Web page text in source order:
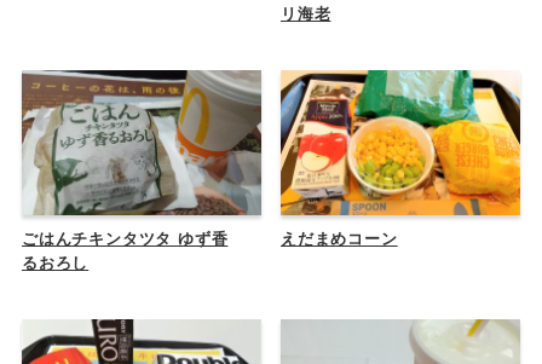
リ海老
ごはんチキンタツタ ゆず香
るおろし
えだまめコーン